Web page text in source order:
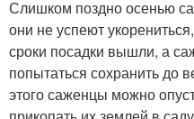
Слишком поздно осенью
они не успеют
сроки посадки вышли, а
попытаться сохранить до
этого саженцы можно